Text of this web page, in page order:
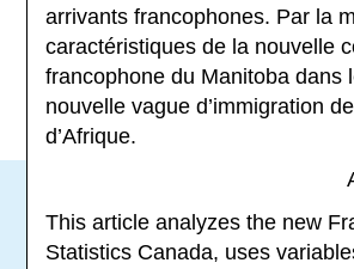
arrivants francophones. Par la
caractéristiques de la nouvelle
francophone du Manitoba dans
nouvelle vague d’immigration
d’Afrique.
This article analyzes the new
Statistics Canada, uses